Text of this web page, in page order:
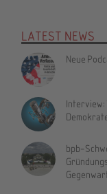
LATEST NEWS
Neue
Interview:
bpb-